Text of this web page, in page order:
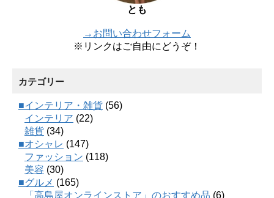
とも
→お問い合わせフォーム
※リンクはご自由にどうぞ！
カテゴリー
■インテリア・雑貨 (56)
インテリア (22)
雑貨 (34)
■オシャレ (147)
ファッション (118)
美容 (30)
■グルメ (165)
「高島屋オンラインストア」のおすすめ品 (6)